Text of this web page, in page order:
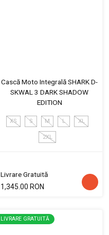
Cască Moto Integrală SHARK D-
SKWAL 3 DARK SHADOW
EDITION
XS S M L XL
2XL
Livrare Gratuită
1,345.00 RON
LIVRARE GRATUITĂ